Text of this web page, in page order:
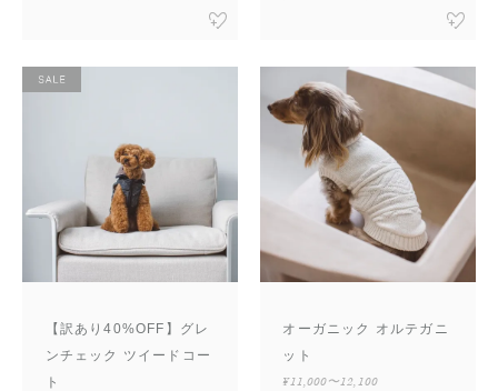
【訳あり40%OFF】グレ
ンチェック ツイードコー
ト
オーガニック オルテガニ
ット
¥11,000〜12,100